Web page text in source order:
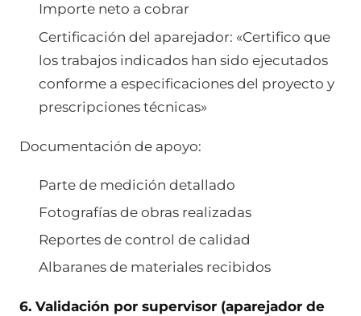
Importe neto a cobrar
Certificación del aparejador: «Certifico que
los trabajos indicados han sido ejecutados
conforme a especificaciones del proyecto y
prescripciones técnicas»
Documentación de apoyo:
Parte de medición detallado
Fotografías de obras realizadas
Reportes de control de calidad
Albaranes de materiales recibidos
6. Validación por supervisor (aparejador de